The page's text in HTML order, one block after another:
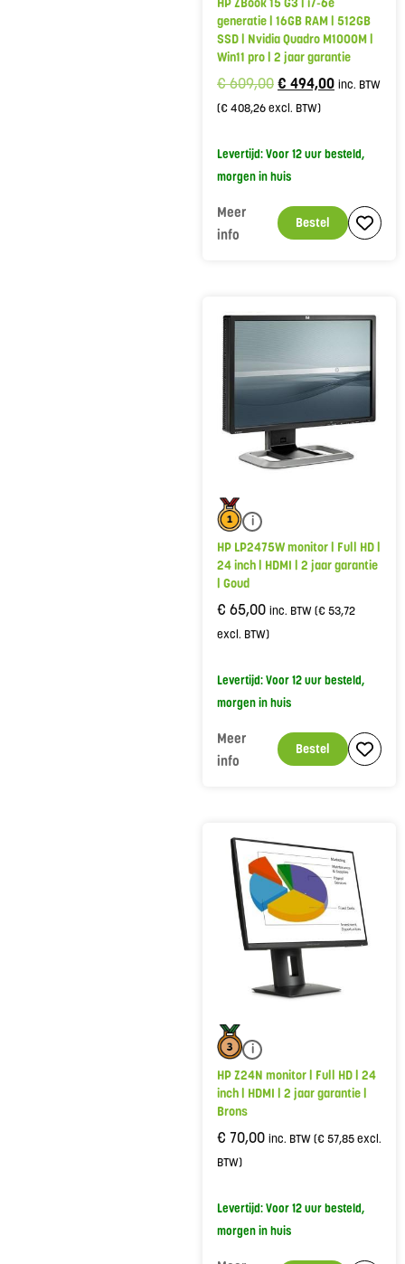
generatie | 16GB RAM | 512GB
SSD | Nvidia Quadro M1000M |
Win11 pro | 2 jaar garantie
€609,00€ 494,00 inc. BTW
(€408,26excl. BTW)
Levertijd: Voor 12 uur besteld,
morgen in huis
Bestel
Meer
info
i
HP LP2475W monitor | Full HD |
24 inch | HDMI | 2 jaar garantie
| Goud
€ 65,00 inc. BTW (€53,72
excl. BTW)
Levertijd: Voor 12 uur besteld,
morgen in huis
Bestel
Meer
info
i
HP Z24N monitor | Full HD | 24
inch | HDMI | 2 jaar garantie |
Brons
€ 70,00 inc. BTW (€57,85excl.
BTW)
Levertijd: Voor 12 uur besteld,
morgen in huis